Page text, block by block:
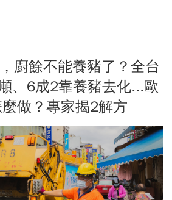
廚餘不能養豬了？全台
、6成2靠養豬去化...歐
做？專家揭2解方